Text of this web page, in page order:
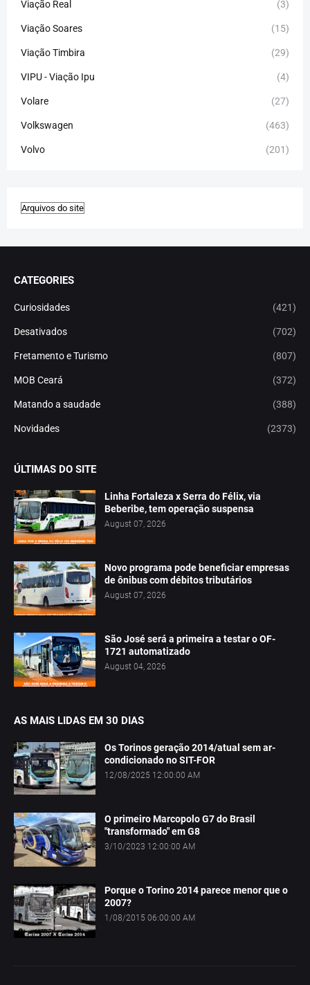
Viação Real (3)
Viação Soares (15)
Viação Timbira (29)
VIPU - Viação Ipu (4)
Volare (27)
Volkswagen (463)
Volvo (201)
CATEGORIES
Curiosidades (421)
Desativados (702)
Fretamento e Turismo (807)
MOB Ceará (372)
Matando a saudade (388)
Novidades (2373)
ÚLTIMAS DO SITE
Linha Fortaleza x Serra do Félix, via
Beberibe, tem operação suspensa
August 07, 2026
Novo programa pode beneficiar empresas
de ônibus com débitos tributários
August 07, 2026
São José será a primeira a testar o OF-
1721 automatizado
August 04, 2026
AS MAIS LIDAS EM 30 DIAS
Os Torinos geração 2014/atual sem ar-
condicionado no SIT-FOR
12/08/2025 12:00:00 AM
O primeiro Marcopolo G7 do Brasil
"transformado" em G8
3/10/2023 12:00:00 AM
Porque o Torino 2014 parece menor que o
2007?
1/08/2015 06:00:00 AM